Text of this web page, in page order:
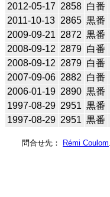
2012-05-17 2858 白番
2011-10-13 2865 黒番
2009-09-21 2872 黒番
2008-09-12 2879 白番
2008-09-12 2879 白番
2007-09-06 2882 白番
2006-01-19 2890 黒番
1997-08-29 2951 黒番
1997-08-29 2951 黒番
問合せ先： Rémi Coulom